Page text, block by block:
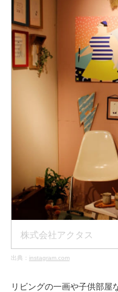
株式会社アクタス
出典： instagram.com
リビングの一画や子供部屋